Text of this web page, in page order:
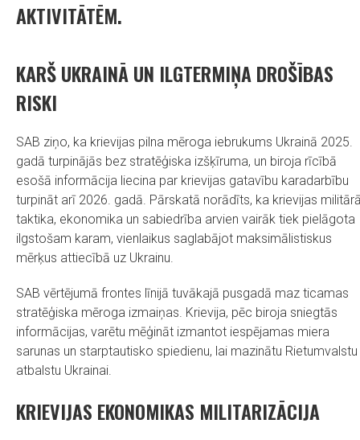
AKTIVITĀTĒM.
KARŠ UKRAINĀ UN ILGTERMIŅA DROŠĪBAS
RISKI
SAB ziņo, ka krievijas pilna mēroga iebrukums Ukrainā 2025.
gadā turpinājās bez stratēģiska izšķīruma, un biroja rīcībā
esošā informācija liecina par krievijas gatavību karadarbību
turpināt arī 2026. gadā. Pārskatā norādīts, ka krievijas
taktika, ekonomika un sabiedrība arvien vairāk tiek pielāgota
ilgstošam karam, vienlaikus saglabājot maksimālistiskus
mērķus attiecībā uz Ukrainu.
SAB vērtējumā frontes līnijā tuvākajā pusgadā maz ticamas
stratēģiska mēroga izmaiņas. Krievija, pēc biroja sniegtās
informācijas, varētu mēģināt izmantot iespējamas miera
sarunas un starptautisko spiedienu, lai mazinātu Rietumvalstu
atbalstu Ukrainai.
KRIEVIJAS EKONOMIKAS MILITARIZĀCIJA